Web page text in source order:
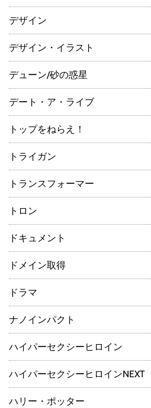
デザイン
デザイン・イラスト
デューン/砂の惑星
デート・ア・ライブ
トップをねらえ！
トライガン
トランスフォーマー
トロン
ドキュメント
ドメイン取得
ドラマ
ナノインパクト
ハイパーセクシーヒロイン
ハイパーセクシーヒロインNEXT
ハリー・ポッター